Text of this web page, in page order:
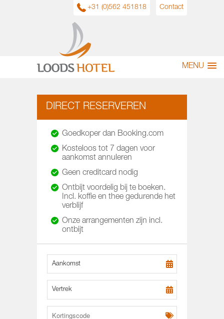
MENU
+31 (0)562 451818 Contact
DIRECT RESERVEREN
Goedkoper dan Booking.com
Kosteloos tot 7 dagen voor
aankomst annuleren
Geen creditcard nodig
Ontbijt voordelig bij te boeken.
Incl. koffie en thee gedurende het
verblijf
Onze arrangementen zijn incl.
ontbijt
Aankomst
Vertrek